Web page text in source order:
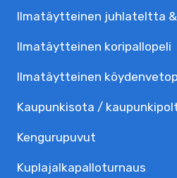
Ilmatäytteinen juhlateltta
Ilmatäytteinen koripallopeli
Ilmatäytteinen
Kaupunkisota /
Kengurupuvut
Kuplajalka­palloturnaus